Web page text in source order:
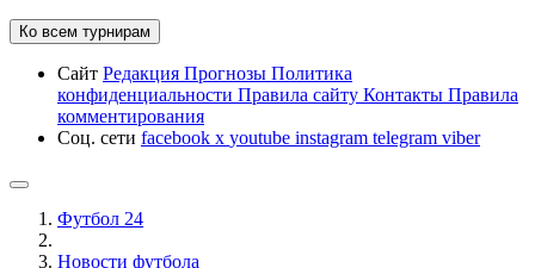
Ко всем турнирам
Сайт Редакция Прогнозы Политика
конфиденциальности Правила сайту Контакты Правила
комментирования
Соц. сети facebook x youtube instagram telegram viber
Футбол 24
Новости футбола